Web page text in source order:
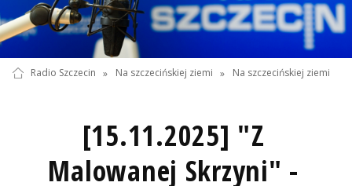
Radio Szczecin » Na szczecińskiej ziemi » Na szczecińskiej ziemi
[15.11.2025] "Z
Malowanej Skrzyni" -